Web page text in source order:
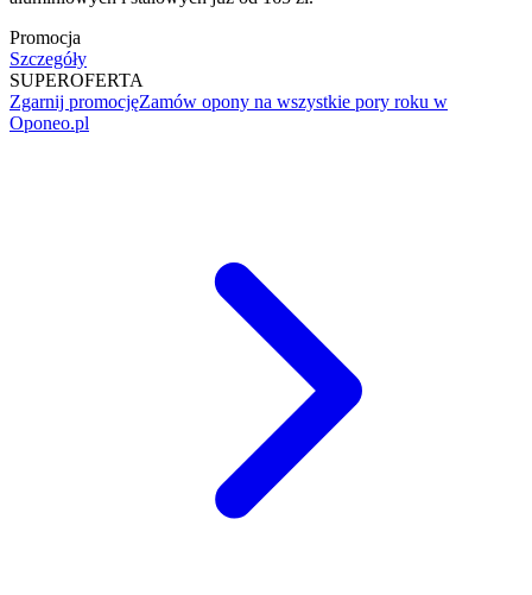
Promocja
Szczegóły
SUPEROFERTA
Zgarnij promocjęZamów opony na wszystkie pory roku w
Oponeo.pl